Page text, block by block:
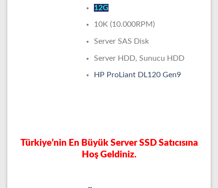
12G
10K (10.000RPM)
Server SAS Disk
Server HDD, Sunucu HDD
HP ProLiant DL120 Gen9
Türkiye’nin En Büyük Server SSD Satıcısına
Hoş Geldiniz.